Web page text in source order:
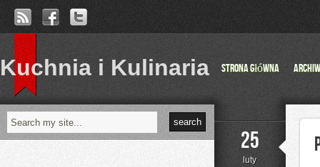
Kuchnia i Kulinaria Strona główna
25
luty